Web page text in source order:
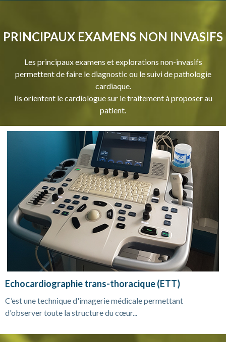
PRINCIPAUX EXAMENS NON INVASIFS
Les principaux examens et explorations non-invasifs
permettent de faire le diagnostic ou le suivi de pathologie
cardiaque.
Ils orientent le cardiologue sur le traitement à proposer au
patient.
Echocardiographie trans-thoracique (ETT)
C’est une technique d'imagerie médicale permettant
d'observer toute la structure du cœur...